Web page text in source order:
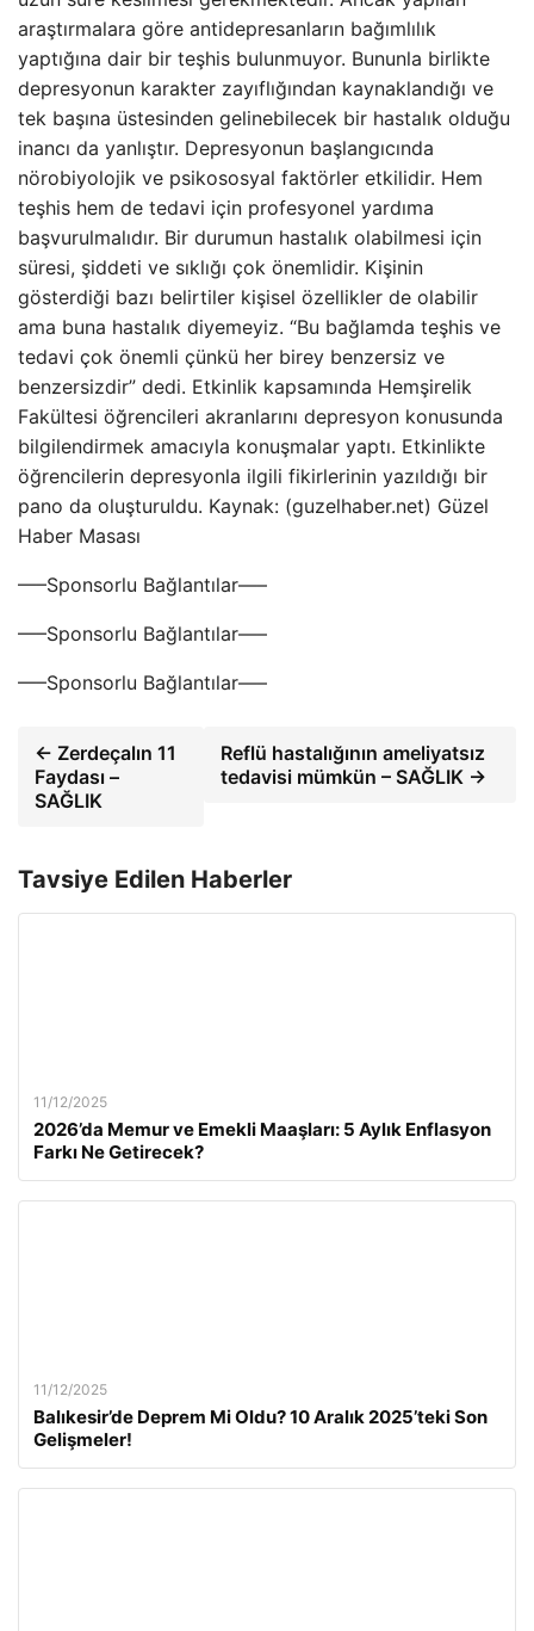
araştırmalara göre antidepresanların bağımlılık
yaptığına dair bir teşhis bulunmuyor. Bununla birlikte
depresyonun karakter zayıflığından kaynaklandığı ve
tek başına üstesinden gelinebilecek bir hastalık olduğu
inancı da yanlıştır. Depresyonun başlangıcında
nörobiyolojik ve psikososyal faktörler etkilidir. Hem
teşhis hem de tedavi için profesyonel yardıma
başvurulmalıdır. Bir durumun hastalık olabilmesi için
süresi, şiddeti ve sıklığı çok önemlidir. Kişinin
gösterdiği bazı belirtiler kişisel özellikler de olabilir
ama buna hastalık diyemeyiz. “Bu bağlamda teşhis ve
tedavi çok önemli çünkü her birey benzersiz ve
benzersizdir” dedi. Etkinlik kapsamında Hemşirelik
Fakültesi öğrencileri akranlarını depresyon konusunda
bilgilendirmek amacıyla konuşmalar yaptı. Etkinlikte
öğrencilerin depresyonla ilgili fikirlerinin yazıldığı bir
pano da oluşturuldu. Kaynak: (guzelhaber.net) Güzel
Haber Masası
—–Sponsorlu Bağlantılar—–
—–Sponsorlu Bağlantılar—–
—–Sponsorlu Bağlantılar—–
← Zerdeçalın 11
Faydası –
SAĞLIK
Reflü hastalığının ameliyatsız
tedavisi mümkün – SAĞLIK →
Tavsiye Edilen Haberler
11/12/2025
2026’da Memur ve Emekli Maaşları: 5 Aylık Enflasyon
Farkı Ne Getirecek?
11/12/2025
Balıkesir’de Deprem Mi Oldu? 10 Aralık 2025’teki Son
Gelişmeler!